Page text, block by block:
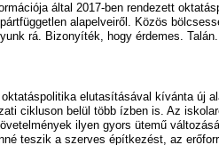
által 2017-ben rendezett
alapelveiről. Közös
rá. Bizonyíték, hogy érdemes. Talán.
elutasításával kívánta új
cikluson belül több ízben is. Az
ilyen gyors ütemű
teszik a szerves építkezést, az